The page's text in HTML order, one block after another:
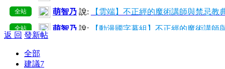
全站 萌智乃說: 【雲端】不正經的魔術講師與禁忌教
全站 萌智乃說: 【動漫國字幕組】不正經的魔術講師
全站
返 回 發新帖
全部
建議7